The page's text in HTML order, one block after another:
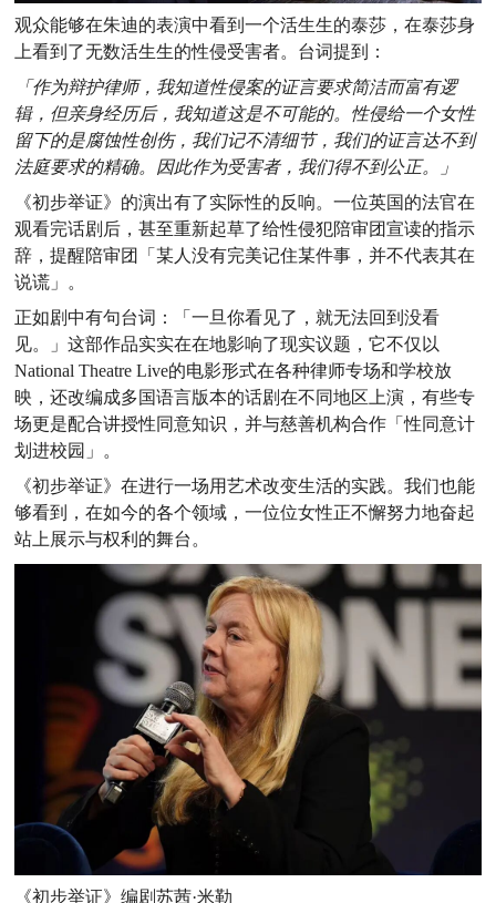
观众能够在朱迪的表演中看到一个活生生的泰莎，在泰莎身
上看到了无数活生生的性侵受害者。台词提到：
「作为辩护律师，我知道性侵案的证言要求简洁而富有逻
辑，但亲身经历后，我知道这是不可能的。 性侵给一个女性
留下的是腐蚀性创伤，我们记不清细节，我们的证言达不到
法庭要求的精确。因此作为受害者，我们得不到公正。」
《初步举证》的演出有了实际性的反响。一位英国的法官在
观看完话剧后，甚至重新起草了给性侵犯陪审团宣读的指示
辞，提醒陪审团「某人没有完美记住某件事，并不代表其在
说谎」。
正如剧中有句台词：「一旦你看见了，就无法回到没看
见。」这部作品实实在在地影响了现实议题，它不仅以
National Theatre Live的电影形式在各种律师专场和学校放
映，还改编成多国语言版本的话剧在不同地区上演，有些专
场更是配合讲授性同意知识，并与慈善机构合作「性同意计
划进校园」。
《初步举证》在进行一场用艺术改变生活的实践。我们也能
够看到，在如今的各个领域，一位位女性正不懈努力地奋起
站上展示与权利的舞台。
《初步举证》编剧苏茜·米勒